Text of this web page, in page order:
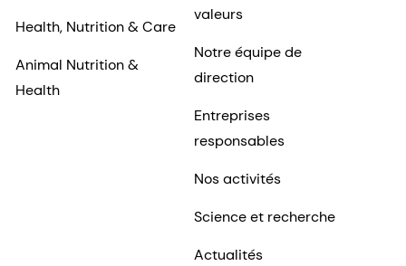
Health, Nutrition & Care
Animal Nutrition &
Health
valeurs
Notre équipe de
direction
Entreprises
responsables
Nos activités
Science et recherche
Actualités